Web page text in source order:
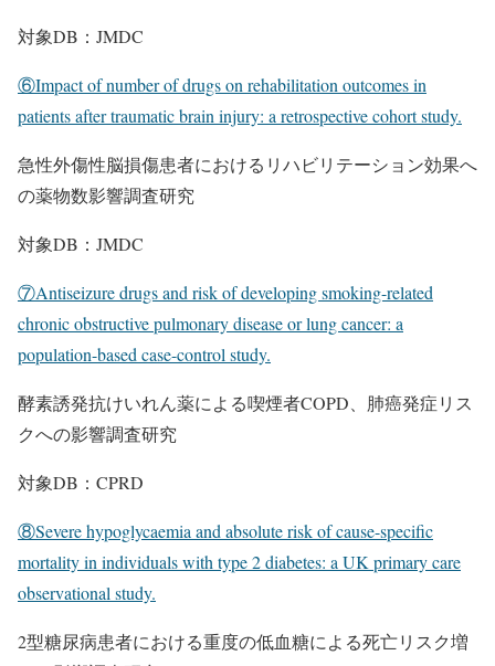
対象DB：JMDC
⑥Impact of number of drugs on rehabilitation outcomes in
patients after traumatic brain injury: a retrospective cohort study.
急性外傷性脳損傷患者におけるリハビリテーション効果へ
の薬物数影響調査研究
対象DB：JMDC
⑦Antiseizure drugs and risk of developing smoking-related
chronic obstructive pulmonary disease or lung cancer: a
population-based case-control study.
酵素誘発抗けいれん薬による喫煙者COPD、肺癌発症リス
クへの影響調査研究
対象DB：CPRD
⑧Severe hypoglycaemia and absolute risk of cause-specific
mortality in individuals with type 2 diabetes: a UK primary care
observational study.
2型糖尿病患者における重度の低血糖による死亡リスク増